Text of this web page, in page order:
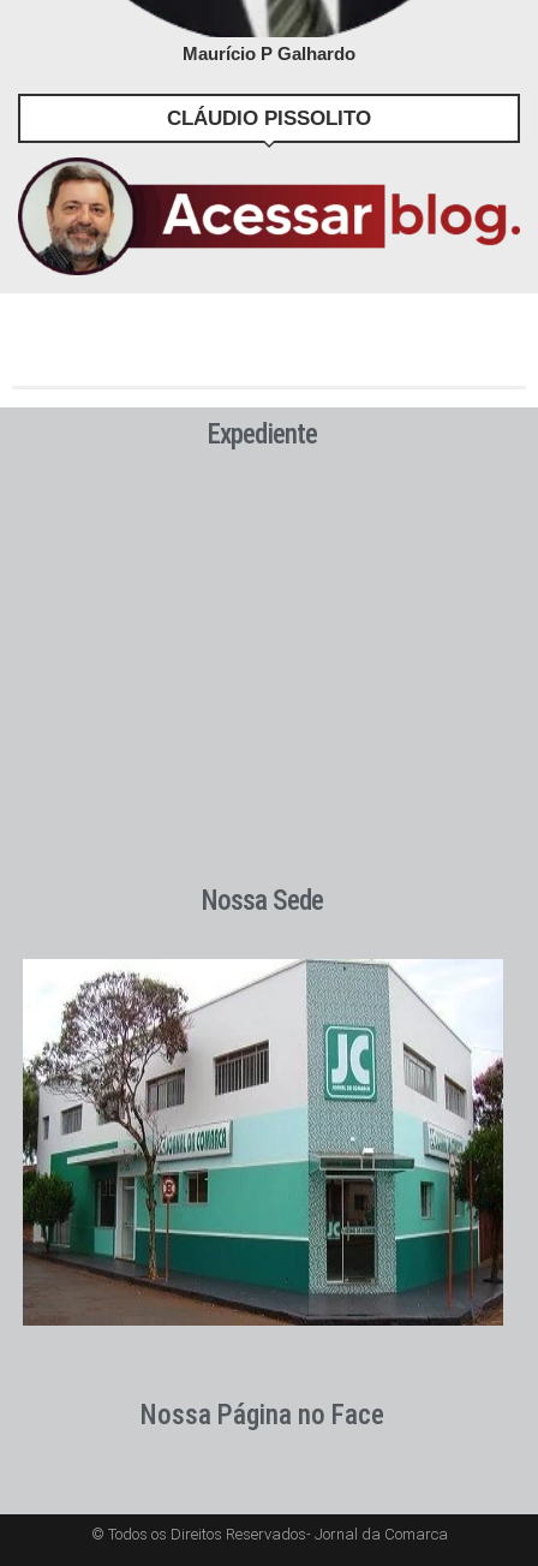
Maurício P Galhardo
CLÁUDIO PISSOLITO
Expediente
Nossa Sede
Nossa Página no Face
© Todos os Direitos Reservados- Jornal da Comarca